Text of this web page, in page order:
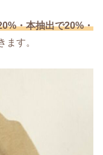
・本抽出で20%・
ます。